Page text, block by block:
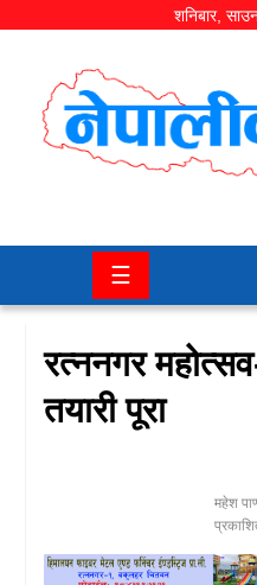
शनिबार,
समाज/
चितवन
मनोरञ्जन
खेलकुद
☰
रत्ननगर
तयारी पूरा
महेश